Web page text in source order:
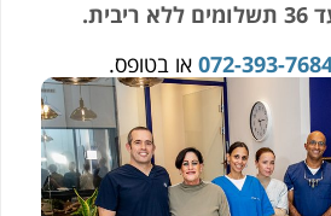
072-או בטופס.